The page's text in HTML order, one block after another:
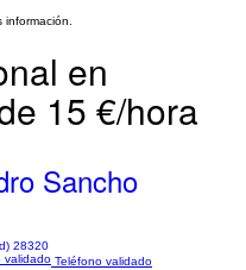
en
15 €/hora
Sancho
28320
Teléfono validado